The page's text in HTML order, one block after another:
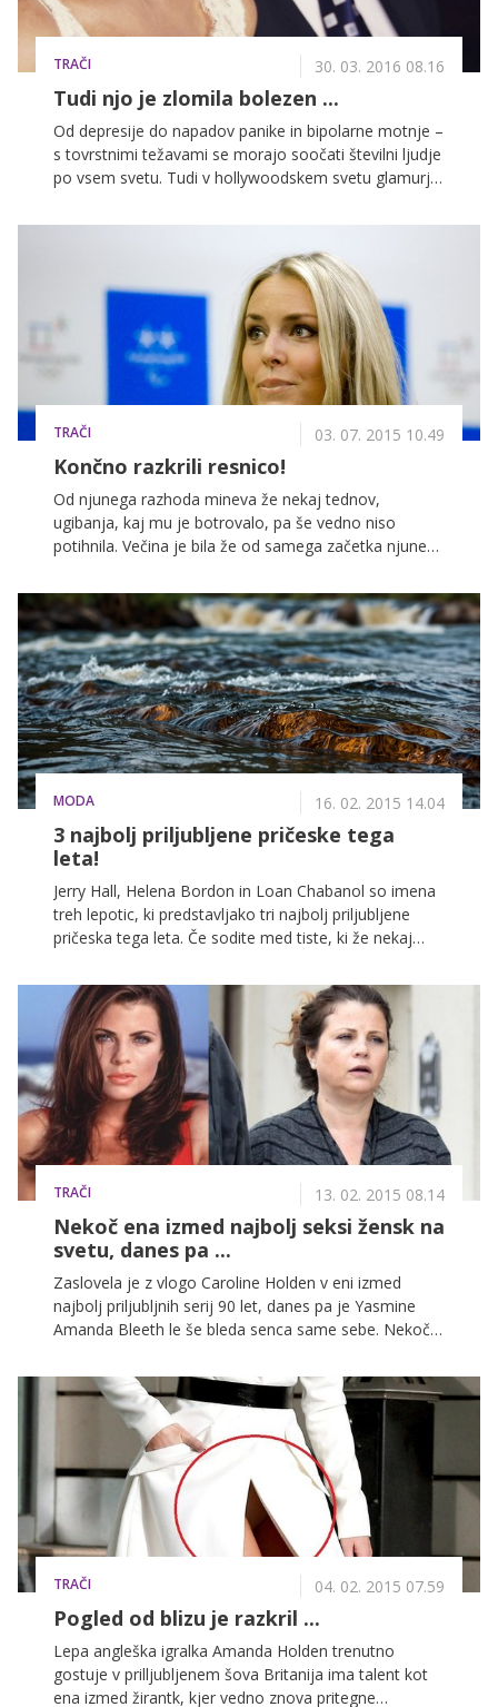
TRAČI 30. 03. 2016 08.16
Tudi njo je zlomila bolezen ...
Od depresije do napadov panike in bipolarne motnje –
s tovrstnimi težavami se morajo soočati številni ljudje
po vsem svetu. Tudi v hollywoodskem svetu glamurja
Številni se svojih težav ne zavedajo, drugi o njih ne
govorijo. Le najbolj pogumni so sposobni svojo
zgodbo deliti s svetom in zgodbe teh predstavljamo v
nadaljevanju.
TRAČI 03. 07. 2015 10.49
Končno razkrili resnico!
Od njunega razhoda mineva že nekaj tednov,
ugibanja, kaj mu je botrovalo, pa še vedno niso
potihnila. Večina je bila že od samega začetka njune
Woods znova skočil čez plot, in kot kaže, se niso
zmotili.
MODA 16. 02. 2015 14.04
3 najbolj priljubljene pričeske tega
leta!
Jerry Hall, Helena Bordon in Loan Chabanol so imena
treh lepotic, ki predstavljako tri najbolj priljubljene
pričeska tega leta. Če sodite med tiste, ki že nekaj
svojo pričesko, morda navdih za njo najdete tukaj!
TRAČI 13. 02. 2015 08.14
Nekoč ena izmed najbolj seksi žensk na
svetu, danes pa ...
Zaslovela je z vlogo Caroline Holden v eni izmed
najbolj priljubljnih serij 90 let, danes pa je Yasmine
Amanda Bleeth le še bleda senca same sebe. Nekoč
dnevi v družbi moža pojavila na losangeleških ulicah in
marsikoga s svojo pojavo pustila brez besed.
TRAČI 04. 02. 2015 07.59
Pogled od blizu je razkril ...
Lepa angleška igralka Amanda Holden trenutno
gostuje v prilljubljenem šova Britanija ima talent kot
ena izmed žirantk, kjer vedno znova pritegne